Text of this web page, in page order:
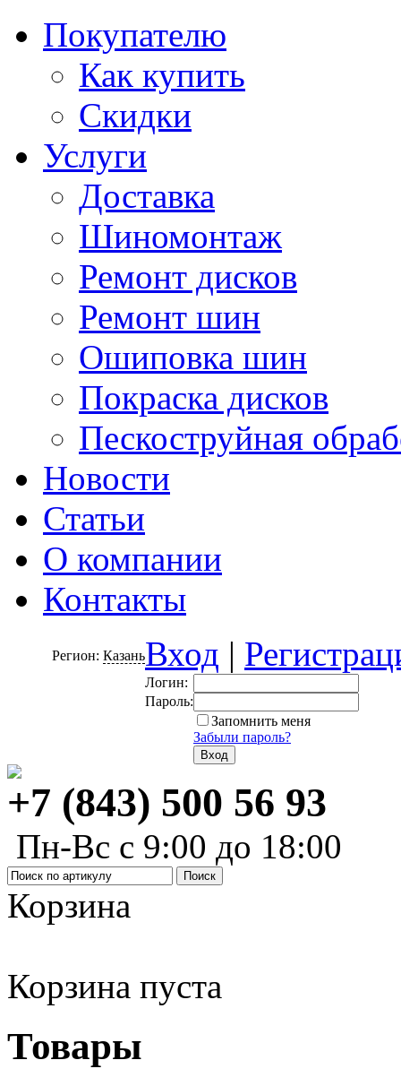
Покупателю
Как купить
Скидки
Услуги
Доставка
Шиномонтаж
Ремонт дисков
Ремонт шин
Ошиповка шин
Покраска дисков
Пескоструйная
Новости
Статьи
О компании
Контакты
Регион: КазаньВход |
Логин:
Пароль:
Запомнить меня
Забыли пароль?
+7 (843) 500 56 93
Пн-Вс с 9:00 до 18:00
Корзина
Корзина пуста
Товары